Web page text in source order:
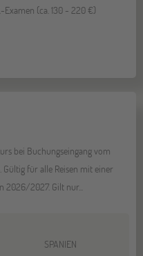
Examen (ca. 130 - 220 €)
bei Buchungseingang vom
Gültig für alle Reisen mit einer
2026/2027. Gilt nur...
SPANIEN